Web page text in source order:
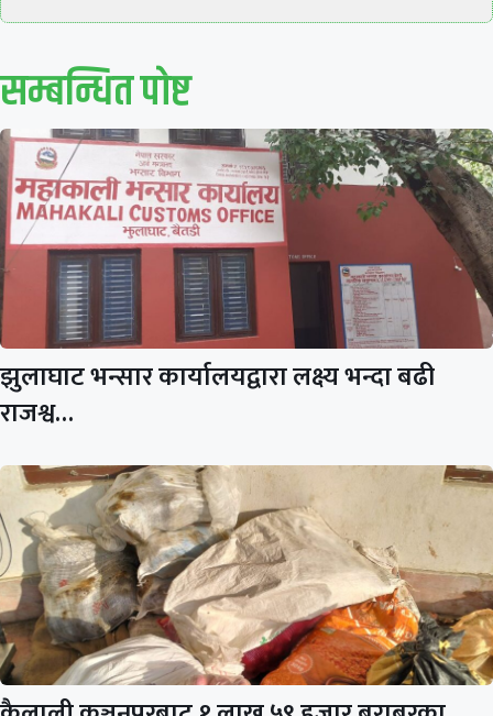
सम्बन्धित पाेष्ट
झुलाघाट भन्सार कार्यालयद्वारा लक्ष्य भन्दा बढी
राजश्व…